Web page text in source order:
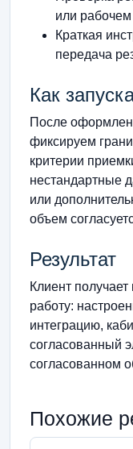
или
Краткая
передача
Как
После
фиксируем
критерии
нестандартные
или
объем
Результат
Клиент
работу:
интеграцию,
согласованный
согласованном
Похожие